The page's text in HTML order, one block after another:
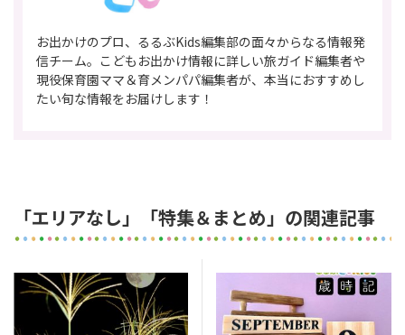
お出かけのプロ、るるぶKids編集部の面々からなる情報発
信チーム。こどもお出かけ情報に詳しい旅ガイド編集者や
現役保育園ママ＆育メンパパ編集者が、本当におすすめし
たい旬な情報をお届けします！
「エリアなし」「特集＆まとめ」の関連記事